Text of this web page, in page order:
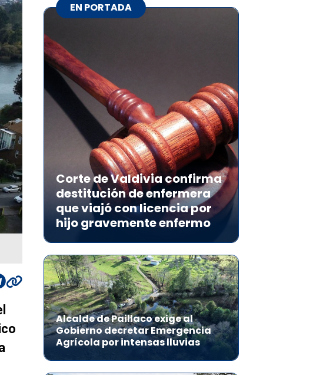
EN PORTADA
Corte de Valdivia confirma
destitución de enfermera
que viajó con licencia por
hijo gravemente enfermo
Alcalde de Paillaco exige al
Gobierno decretar Emergencia
Agrícola por intensas lluvias